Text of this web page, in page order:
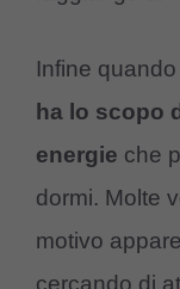
Infine
ha lo scopo
energie che
dormi. Molte
motivo